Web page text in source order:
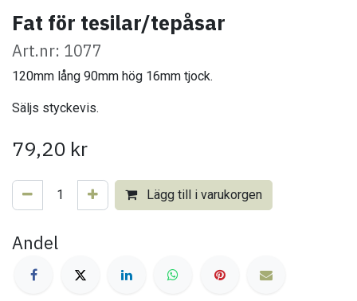
Fat för tesilar/tepåsar
Art.nr: 1077
120mm lång 90mm hög 16mm tjock.
Säljs styckevis.
79,20 kr
Lägg till i varukorgen
Andel